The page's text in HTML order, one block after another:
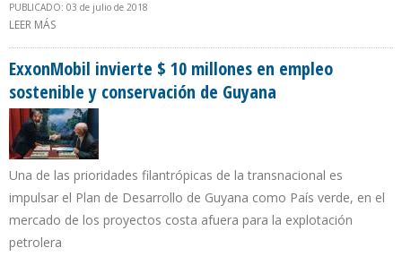
PUBLICADO: 03 de julio de 2018
LEER MÁS
ExxonMobil invierte $ 10 millones en empleo
sostenible y conservación de Guyana
Una de las prioridades filantrópicas de la transnacional es
impulsar el Plan de Desarrollo de Guyana como País verde, en el
mercado de los proyectos costa afuera para la explotación
petrolera